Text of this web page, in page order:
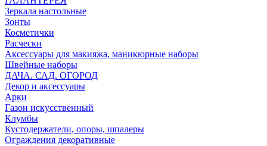
Зеркала настольные
Зонты
Косметички
Расчески
Аксессуары для макияжа, маникюрные наборы
Швейные наборы
ДАЧА. САД. ОГОРОД
Декор и аксессуары
Арки
Газон искусственный
Клумбы
Кустодержатели, опоры, шпалеры
Ограждения декоративные